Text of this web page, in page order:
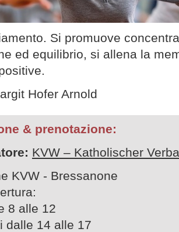
Si promuove
ed equilibrio, si allena la
Hofer Arnold
& prenotazione:
KVW – Katholischer
KVW - Bressanone
8 alle 12
dalle 14 alle 17